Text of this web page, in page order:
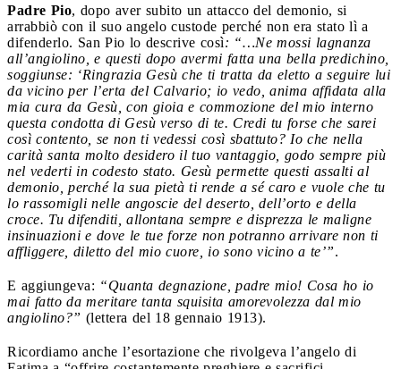
Padre Pio, dopo aver subito un attacco del demonio, si
arrabbiò con il suo angelo custode perché non era stato lì a
difenderlo. San Pio lo descrive così: “…Ne mossi lagnanza
all’angiolino, e questi dopo avermi fatta una bella predichino,
soggiunse: ‘Ringrazia Gesù che ti tratta da eletto a seguire lui
da vicino per l’erta del Calvario; io vedo, anima affidata alla
mia cura da Gesù, con gioia e commozione del mio interno
questa condotta di Gesù verso di te. Credi tu forse che sarei
così contento, se non ti vedessi così sbattuto? Io che nella
carità santa molto desidero il tuo vantaggio, godo sempre più
nel vederti in codesto stato. Gesù permette questi assalti al
demonio, perché la sua pietà ti rende a sé caro e vuole che tu
lo rassomigli nelle angoscie del deserto, dell’orto e della
croce. Tu difenditi, allontana sempre e disprezza le maligne
insinuazioni e dove le tue forze non potranno arrivare non ti
affliggere, diletto del mio cuore, io sono vicino a te’”.
E aggiungeva: “Quanta degnazione, padre mio! Cosa ho io
mai fatto da meritare tanta squisita amorevolezza dal mio
angiolino?” (lettera del 18 gennaio 1913).
Ricordiamo anche l’esortazione che rivolgeva l’angelo di